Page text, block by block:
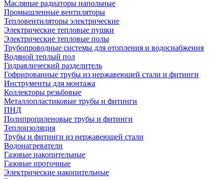
Масляные радиаторы напольные
Промышленные вентиляторы
Тепловентиляторы электрические
Электрические тепловые пушки
Электрические тепловые полы
Трубопроводные системы для отопления и водоснабжения
Водяной теплый пол
Гидравлический разделитель
Гофрированные трубы из нержавеющей стали и фитинги
Инструменты для монтажа
Коллекторы резьбовые
Металлопластиковые трубы и фитинги
ПНД
Полипропиленовые трубы и фитинги
Теплоизоляция
Трубы и фитинги из нержавеющей стали
Водонагреватели
Газовые накопительные
Газовые проточные
Электрические накопительные